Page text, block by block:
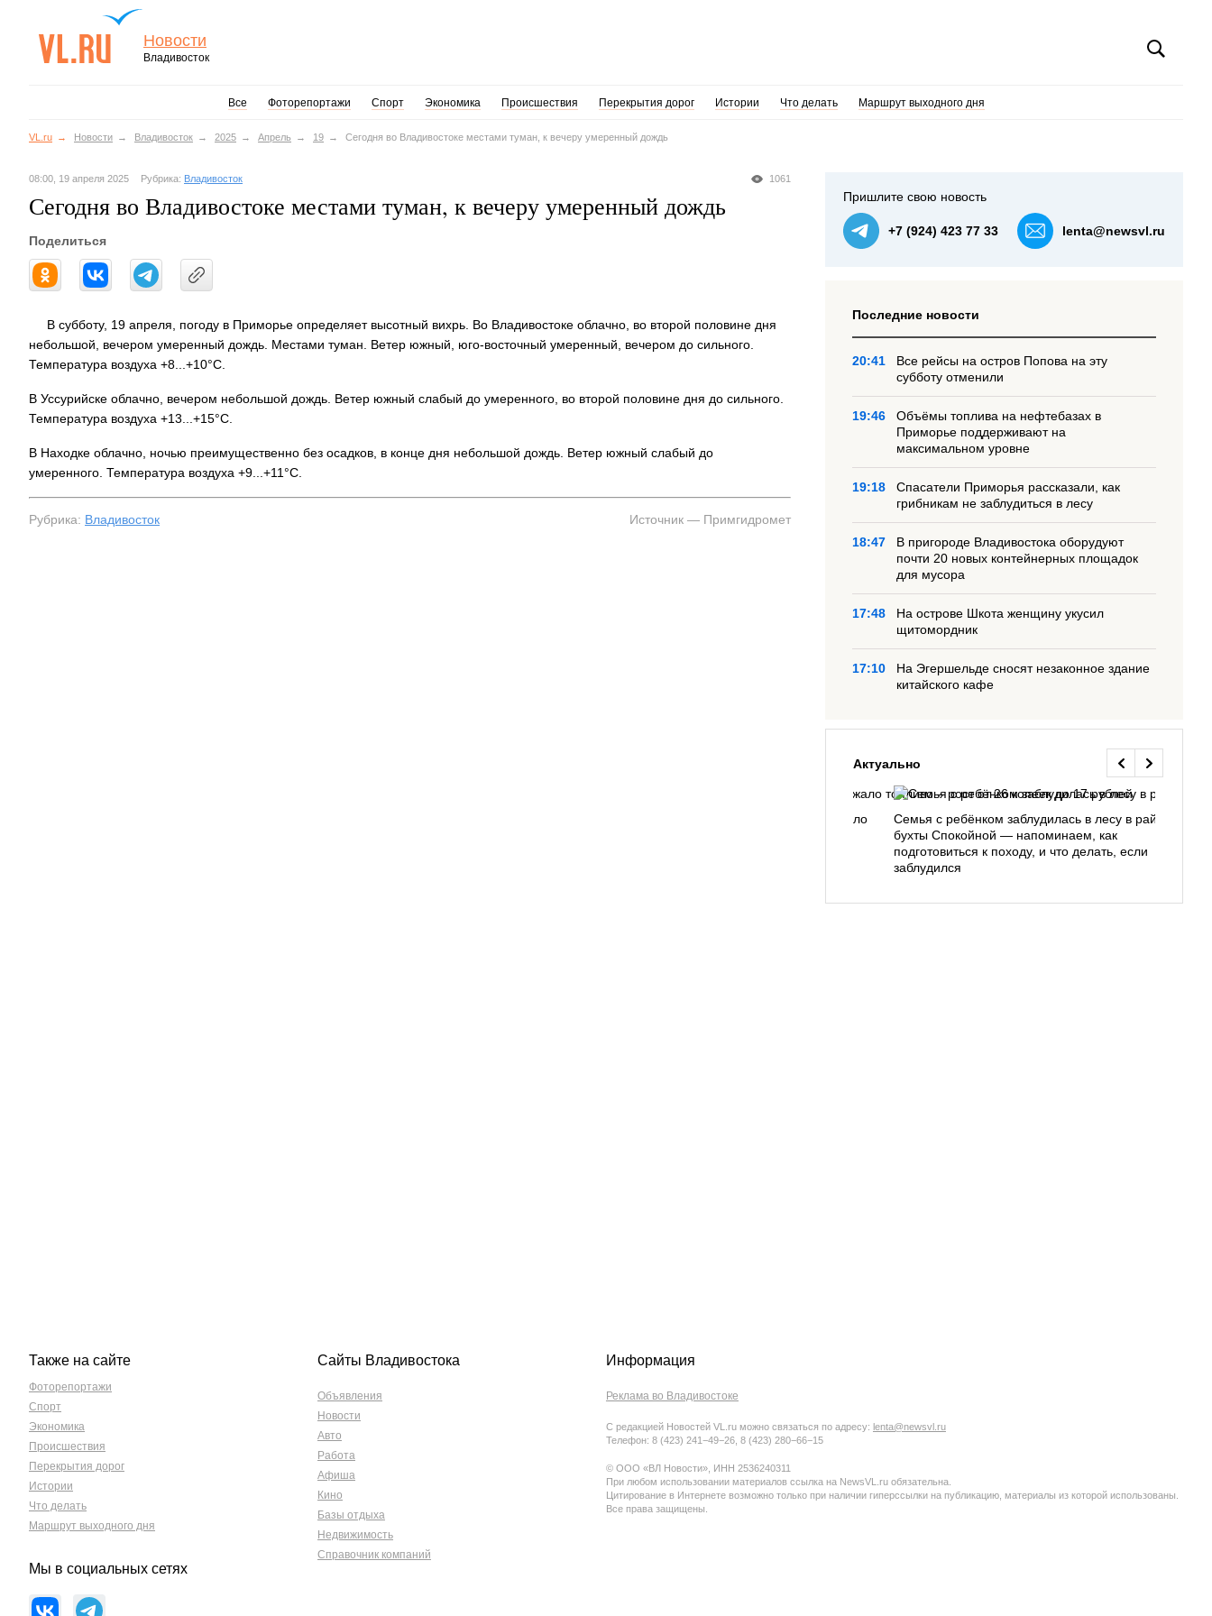
Новости
Владивосток
Все Фоторепортажи Спорт Экономика Происшествия Перекрытия дорог Истории Что делать Маршрут выходного дня
VL.ru Новости Владивосток 2025 Апрель 19 Сегодня во Владивостоке местами туман, к вечеру умеренный дождь
1061
08:00, 19 апреля 2025 Рубрика: Владивосток
Сегодня во Владивостоке местами туман, к вечеру умеренный дождь
Поделиться
В субботу, 19 апреля, погоду в Приморье определяет высотный вихрь. Во Владивостоке облачно, во второй половине дня
небольшой, вечером умеренный дождь. Местами туман. Ветер южный, юго-восточный умеренный, вечером до сильного.
Температура воздуха +8...+10°C.
В Уссурийске облачно, вечером небольшой дождь. Ветер южный слабый до умеренного, во второй половине дня до сильного.
Температура воздуха +13...+15°C.
В Находке облачно, ночью преимущественно без осадков, в конце дня небольшой дождь. Ветер южный слабый до
умеренного. Температура воздуха +9...+11°C.
Рубрика: Владивосток Источник — Примгидромет
Пришлите свою новость
+7 (924) 423 77 33 lenta@newsvl.ru
Последние новости
20:41
Все рейсы на остров Попова на эту
субботу отменили
19:46
Объёмы топлива на нефтебазах в
Приморье поддерживают на
максимальном уровне
19:18
Спасатели Приморья рассказали, как
грибникам не заблудиться в лесу
18:47
В пригороде Владивостока оборудуют
почти 20 новых контейнерных площадок
для мусора
17:48
На острове Шкота женщину укусил
щитомордник
17:10
На Эгершельде сносят незаконное здание
китайского кафе
Актуально
На заправках Владивостока снова подорожало
Семья с ребёнком заблудилась в лесу в районе
бухты Спокойной — напоминаем, как
подготовиться к походу, и что делать, если
заблудился
Также на сайте
Фоторепортажи
Спорт
Экономика
Происшествия
Перекрытия дорог
Истории
Что делать
Маршрут выходного дня
Мы в социальных сетях
Сайты Владивостока
Объявления
Новости
Авто
Работа
Афиша
Кино
Базы отдыха
Недвижимость
Справочник компаний
Информация
Реклама во Владивостоке
С редакцией Новостей VL.ru можно связаться по адресу: lenta@newsvl.ru
Телефон: 8 (423) 241−49−26, 8 (423) 280−66−15
© ООО «ВЛ Новости», ИНН 2536240311
При любом использовании материалов ссылка на NewsVL.ru обязательна.
Цитирование в Интернете возможно только при наличии гиперссылки на публикацию, материалы из которой использованы.
Все права защищены.